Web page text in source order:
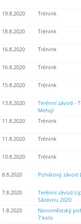
19.8.2020 Trénink
18.8.2020 Trénink
16.8.2020 Trénink
16.8.2020 Trénink
15.8.2020 Trénink
13.8.2020
Terénní závod -
Metují
11.8.2020 Trénink
11.8.2020 Trénink
10.8.2020 Trénink
8.8.2020 Pohárový závod
7.8.2020
Terénní závod
Sázavou 2020
1.8.2020
Novoměstský
7.kolo